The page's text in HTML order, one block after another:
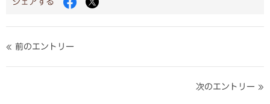
シェアする
ェ
ェ
« 前のエントリー
次のエントリー »